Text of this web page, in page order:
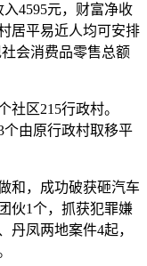
4595元，财富净收
居平易近人均可安排
会消费品零售总额
区215行政村。
个由原行政村取移平
，成功破获砸汽车
伙1个，抓获犯罪嫌
丹凤两地案件4起，